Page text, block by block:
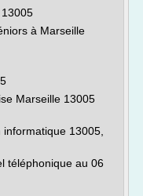
à Marseille
Marseille 13005
13005,
téléphonique au 06